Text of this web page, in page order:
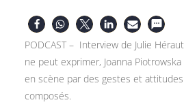
PODCAST – Interview de Julie
ne peut exprimer, Joanna
en scène par des gestes et
composés.